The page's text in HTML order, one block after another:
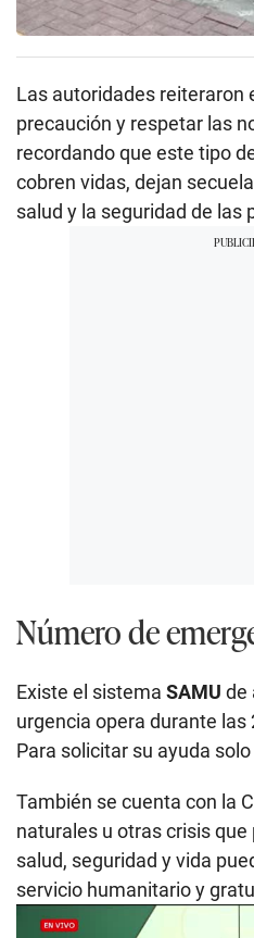
Las autoridades reiteraron
precaución y respetar las
recordando que este tipo
cobren vidas, dejan
salud y la seguridad de las
Número de
Existe el sistema SAMU de
urgencia opera durante las
Para solicitar su ayuda
También se cuenta con la
naturales u otras crisis que
salud, seguridad y vida
servicio humanitario y